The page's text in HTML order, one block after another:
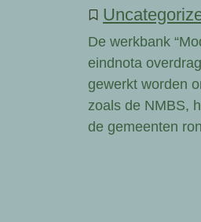
De werkbank
eindnota
gewerkt worden
zoals de NMBS,
de gemeenten